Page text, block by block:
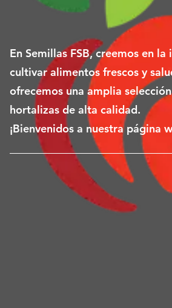
En Semillas FSB, creemos en
cultivar alimentos frescos y
ofrecemos una amplia
hortalizas de alta calidad.
¡Bienvenidos a nuestra página